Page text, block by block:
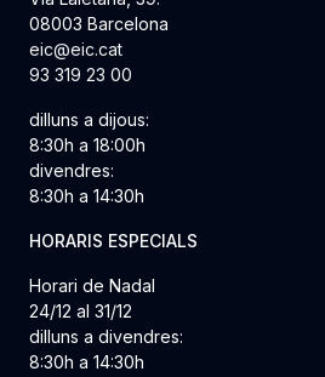
08003 Barcelona
eic@eic.cat
93 319 23 00
dilluns a dijous:
8:30h a 18:00h
divendres:
8:30h a 14:30h
HORARIS ESPECIALS
Horari de Nadal
24/12 al 31/12
dilluns a divendres:
8:30h a 14:30h